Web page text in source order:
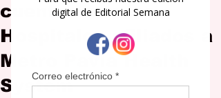
cuentas con los
Hospitales afiliados a
Metro Pavia Health
System